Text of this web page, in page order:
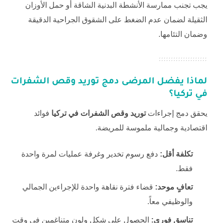
يجب تجنب ممارسة الأنشطة البدنية الشاقة أو حمل الأوزان
الثقيلة لضمان عدم الضغط على الشقوق الجراحية الدقيقة
وضمان التئامها.
لماذا يفضل المرضى دمج توريد وقص الشفرات
في تركيا؟
يحقق دمج إجراءاتتوريد وقص الشفرات في تركيا فوائد
اقتصادية وجمالية ملموسة للمريضة.
تكلفة أقل: دفع رسوم تخدير وغرفة عمليات لمرة واحدة
فقط.
تعافٍ موحد: قضاء فترة نقاهة واحدة للإجراءين الجمالي
والوظيفي معاً.
تناسق فوري: الحصول على شكل ولون متناغمين في وقت